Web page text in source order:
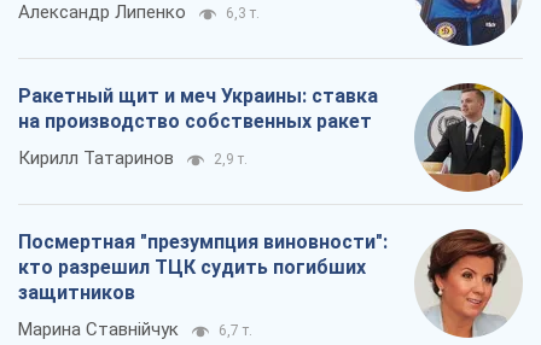
Александр Липенко 6,3 т.
Ракетный щит и меч Украины: ставка
на производство собственных ракет
Кирилл Татаринов 2,9 т.
Посмертная "презумпция виновности":
кто разрешил ТЦК судить погибших
защитников
Марина Ставнійчук 6,7 т.